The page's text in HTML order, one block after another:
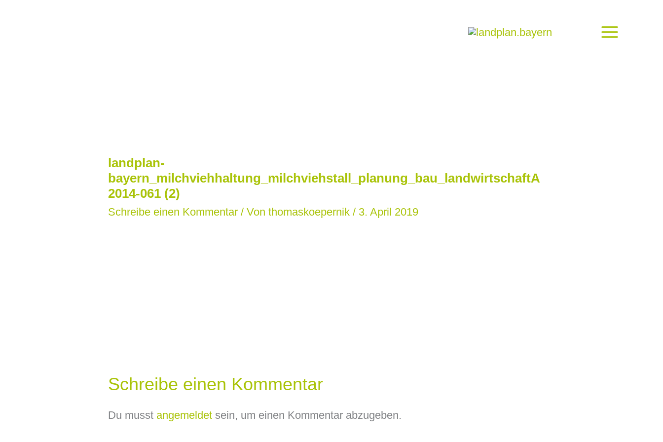
landplan-
bayern_milchviehhaltung_milchviehstall_planung_bau_landwirtschaftA
2014-061 (2)
Schreibe einen Kommentar / Von thomaskoepernik / 3. April 2019
Schreibe einen Kommentar
Du musst angemeldetsein, um einen Kommentar abzugeben.